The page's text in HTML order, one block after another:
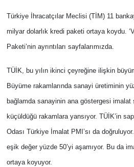
Türkiye İhracatçılar Meclisi (TİM) 11
milyar dolarlık kredi paketi ortaya koydu.
Paketi’nin ayrıntıları sayfalarımızda.
TÜİK, bu yılın ikinci çeyreğine ilişkin
Büyüme rakamlarında sanayi üretiminin
bağlamda sanayinin ana göstergesi
küçüldüğü rakamlara yansıyor. TÜİK’in
Odası Türkiye İmalat PMI’sı da
eşik değer yüzde 50’yi aşamıyor. Bu da
ortaya koyuyor.